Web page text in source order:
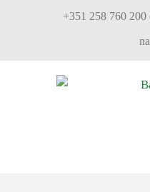
+351 258 760 200